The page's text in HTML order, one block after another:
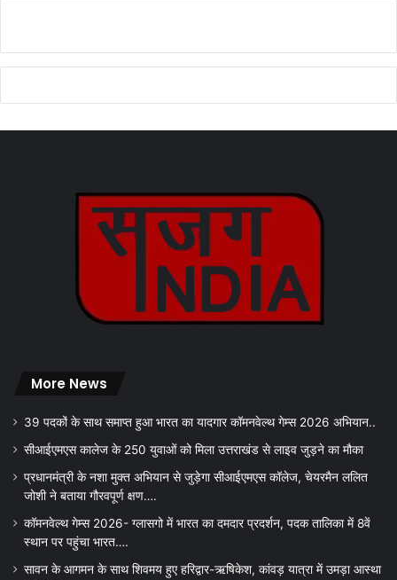
More News
39 पदकों के साथ समाप्त हुआ भारत का यादगार कॉमनवेल्थ गेम्स 2026 अभियान..
सीआईएमएस कालेज के 250 युवाओं को मिला उत्तराखंड से लाइव जुड़ने का मौका
प्रधानमंत्री के नशा मुक्त अभियान से जुड़ेगा सीआईएमएस कॉलेज, चेयरमैन ललित
जोशी ने बताया गौरवपूर्ण क्षण….
कॉमनवेल्थ गेम्स 2026- ग्लासगो में भारत का दमदार प्रदर्शन, पदक तालिका में 8वें
स्थान पर पहुंचा भारत….
सावन के आगमन के साथ शिवमय हुए हरिद्वार-ऋषिकेश, कांवड़ यात्रा में उमड़ा आस्था